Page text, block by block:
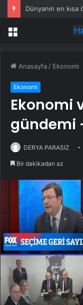
Menü
Anasayfa / Ekonomi
Ekonomi
Ekonomi
gündemi
DERYA PARASIZ
Bir dakikadan az